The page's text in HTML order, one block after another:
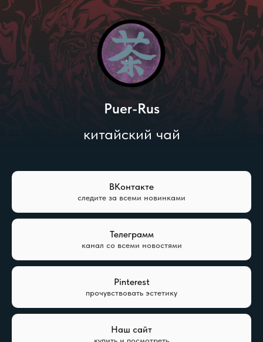
Puer-Rus
китайский чай
ВКонтакте
следите за всеми новинками
Телеграмм
канал со всеми новостями
Pinterest
прочувствовать эстетику
Наш сайт